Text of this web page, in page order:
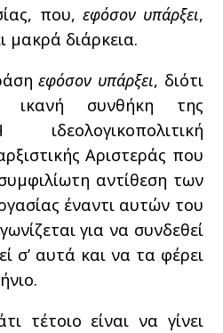
που, εφόσον υπάρξει,
μακρά διάρκεια.
εφόσον υπάρξει, διότι
ικανή συνθήκη της
Αριστεράς που
αντίθεση των
έναντι αυτών του
για να συνδεθεί
σ’ αυτά και να τα φέρει
τέτοιο είναι να γίνει